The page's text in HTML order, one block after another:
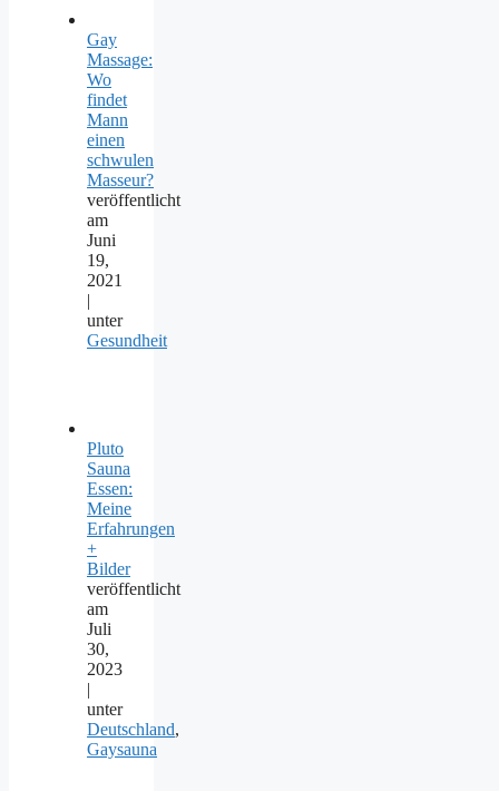
Gay
Massage:
Wo
findet
Mann
einen
schwulen
Masseur?
veröffentlicht
am
Juni
19,
2021
|
unter
Gesundheit
Pluto
Sauna
Essen:
Meine
Erfahrungen
+
Bilder
veröffentlicht
am
Juli
30,
2023
|
unter
Deutschland,
Gaysauna